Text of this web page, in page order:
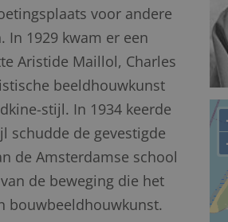
voor andere
In 1929 kwam er een
Aristide Maillol, Charles
beeldhouwkunst
stijl. In 1934 keerde
schudde de gevestigde
de Amsterdamse school
de beweging die het
bouwbeeldhouwkunst.